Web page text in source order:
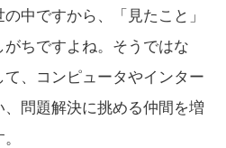
中ですから、「見たこと」
がちですよね。そうではな
て、コンピュータやインター
問題解決に挑める仲間を増